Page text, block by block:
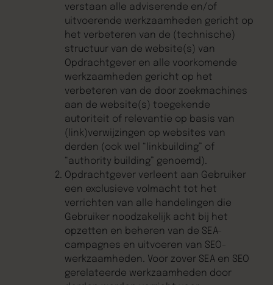
verstaan alle adviserende en/of
uitvoerende werkzaamheden gericht op
het verbeteren van de (technische)
structuur van de website(s) van
Opdrachtgever en alle voorkomende
werkzaamheden gericht op het
verbeteren van de door zoekmachines
aan de website(s) toegekende
autoriteit of relevantie op basis van
(link)verwijzingen op websites van
derden (ook wel “linkbuilding” of
“authority building” genoemd).
Opdrachtgever verleent aan Gebruiker
een exclusieve volmacht tot het
verrichten van alle handelingen die
Gebruiker noodzakelijk acht bij het
opzetten en beheren van de SEA-
campagnes en uitvoeren van SEO-
werkzaamheden. Voor zover SEA en SEO
gerelateerde werkzaamheden door